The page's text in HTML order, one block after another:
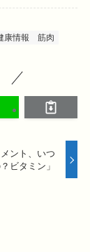
康情報 筋肉
メント、いつ
ビタミン」